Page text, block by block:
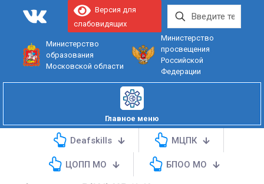
Министерство
образования
Московской области
Министерство
просвещения
Российской
Федерации
Версия для
слабовидящих
Главное меню
Deafskills МЦПК
ЦОПП МО БПОО МО